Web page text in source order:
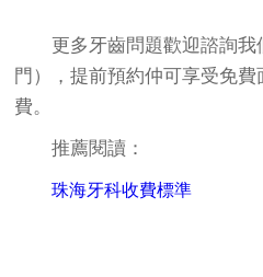
更多牙齒問題歡迎諮詢我
門），提前預約仲可享受免
費。
推薦閱讀：
珠海牙科收費標準